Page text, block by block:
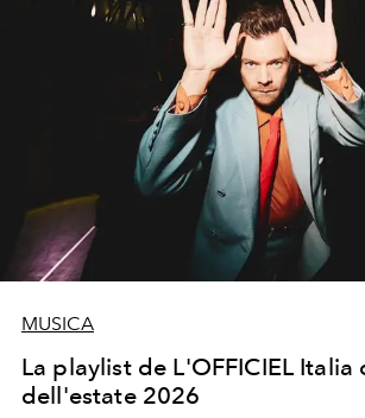
MUSICA
La playlist de L'OFFICIEL Italia
dell'estate 2026